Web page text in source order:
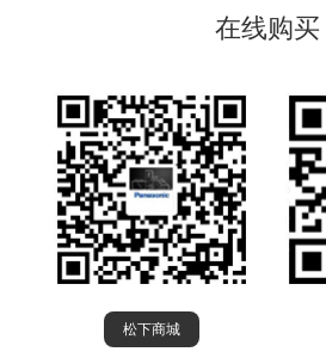
在线购买
松下商城